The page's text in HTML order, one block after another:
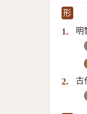
形
1. 明
2. 古